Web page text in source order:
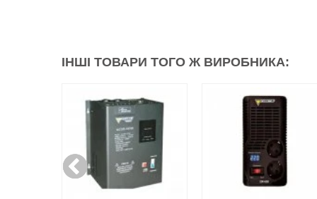
ІНШІ ТОВАРИ ТОГО Ж ВИРОБНИКА: